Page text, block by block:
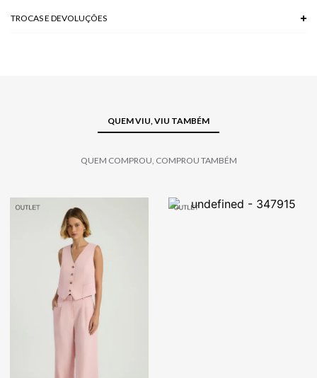
TROCAS E DEVOLUÇÕES
QUEM VIU, VIU TAMBÉM
QUEM COMPROU, COMPROU TAMBÉM